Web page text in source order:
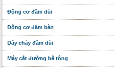
Động cơ đầm dùi
Động cơ đầm bàn
Dây chày đầm dùi
Máy cắt đường bê tông